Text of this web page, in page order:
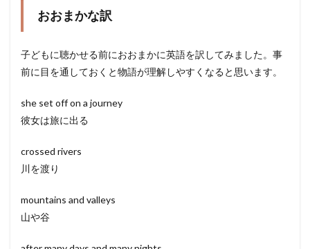
おおまかな訳
子どもに聴かせる前におおまかに英語を訳してみました。事
前に目を通しておくと物語が理解しやすくなると思います。
she set off on a journey
彼女は旅に出る
crossed rivers
川を渡り
mountains and valleys
山や谷